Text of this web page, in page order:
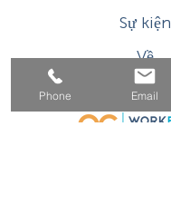
Sự kiện
Về
Tiếp xúc
Phone Email